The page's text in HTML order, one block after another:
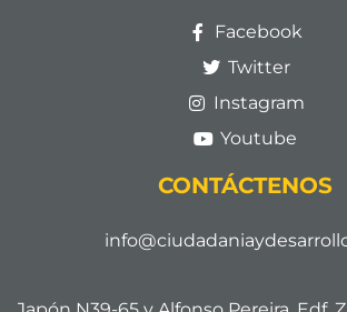
Facebook
Twitter
Instagram
Youtube
CONTÁCTENOS